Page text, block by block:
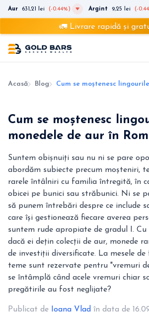
Aur 631,21 lei (-0.44%) Argint 9,25 lei (-
🚛 Livrare rapidă și
Acasă Blog Cum se moștenesc
Cum se moștenesc
monedele de aur în
Suntem obișnuiți sau nu ni se pare
abordăm subiecte precum moșteniri,
rarele întâlniri cu familia întregită, în
obicei pe bunici sau străbunici. Ni se
să punem întrebări despre ce include
care își gestionează fiecare averea
suntem rude apropiate de gradul I.
dacă ei dețin colecții de aur, monede
de investiții diversificate. La mesele de
teme sunt rezervate pentru "vremuri
se întâmplă când acele vremuri chiar
pregătirile au fost neglijate?
Publicat de Ioana Vlad în data de